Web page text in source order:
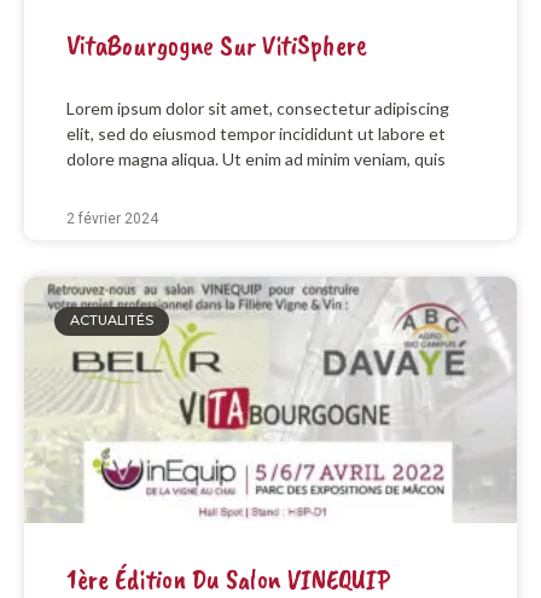
VitaBourgogne Sur VitiSphere
Lorem ipsum dolor sit amet, consectetur adipiscing
elit, sed do eiusmod tempor incididunt ut labore et
dolore magna aliqua. Ut enim ad minim veniam, quis
2 février 2024
ACTUALITÉS
1ère Édition Du Salon VINEQUIP